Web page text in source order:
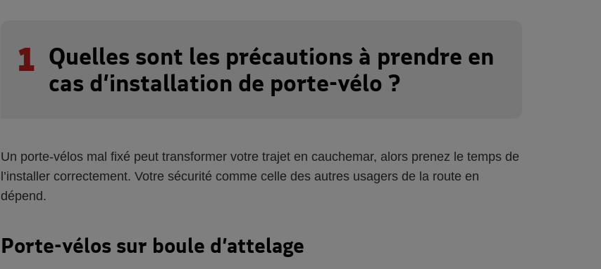
1 Quelles sont les précautions à prendre en
cas d’installation de porte-vélo ?
Un porte-vélos mal fixé peut transformer votre trajet en cauchemar, alors prenez le temps de
l’installer correctement. Votre sécurité comme celle des autres usagers de la route en
dépend.
Porte-vélos sur boule d’attelage